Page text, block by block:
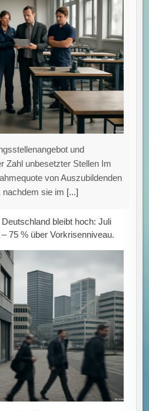
und
Zahl unbesetzter Stellen Im
von Auszubildenden
nachdem sie im [...]
bleibt hoch: Juli
75 % über Vorkrisenniveau.